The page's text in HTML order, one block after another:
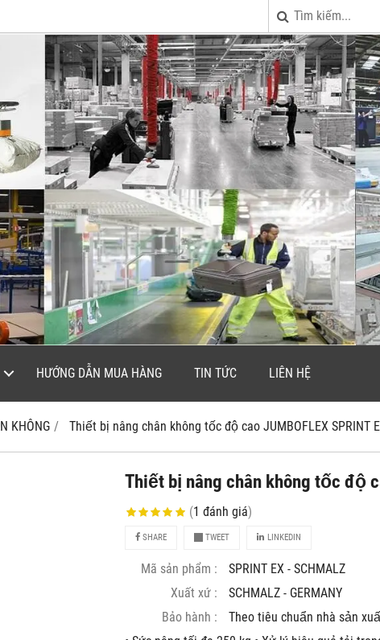
HƯỚNG DẪN MUA HÀNG TIN TỨC LIÊN HỆ
KHÔNG Thiết bị nâng chân không tốc độ cao JUMBOFLEX SPRINT
Thiết bị nâng chân không tốc độ
(1đánh giá)
SHARE TWEET LINKEDIN
Mã sản phẩm :
SPRINT EX - SCHMALZ
Xuất xứ :
SCHMALZ - GERMANY
Bảo hành :
Theo tiêu chuẩn nhà sản